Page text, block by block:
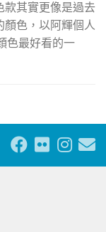
款其實更像是過去
顏色，以阿輝個人
色最好看的一